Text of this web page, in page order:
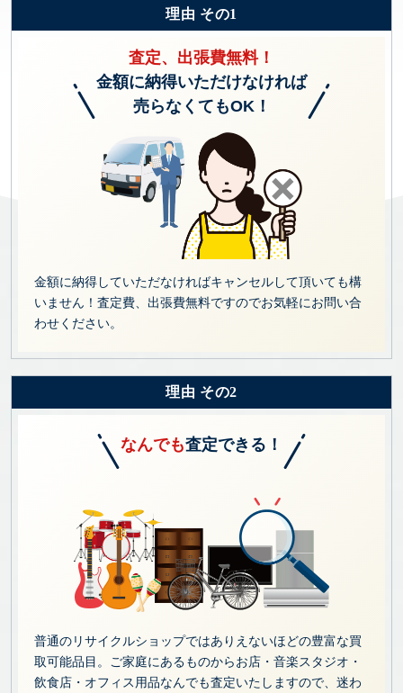
理由 その1
査定、出張費無料！
金額に納得いただけなければ
売らなくてもOK！
金額に納得していただなければキャンセルして頂いても構
いません！査定費、出張費無料ですのでお気軽にお問い合
わせください。
理由 その2
なんでも査定できる！
普通のリサイクルショップではありえないほどの豊富な買
取可能品目。ご家庭にあるものからお店・音楽スタジオ・
飲食店・オフィス用品なんでも査定いたしますので、迷わ